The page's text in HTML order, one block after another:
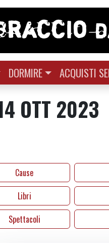
DORMIRE ACQUISTI
OTT 2023
Cause
Libri
Spettacoli